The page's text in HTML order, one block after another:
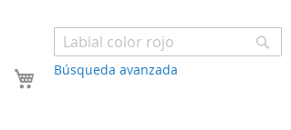
Búsqueda avanzada
Mi carrito